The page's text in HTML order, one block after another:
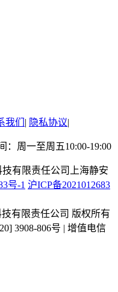
我们 | 隐私协议|
：周一至周五10:00-19:00
技有限责任公司上海静安
号-1 沪ICP备2021012683
有限责任公司 版权所有
3908-806号 | 增值电信